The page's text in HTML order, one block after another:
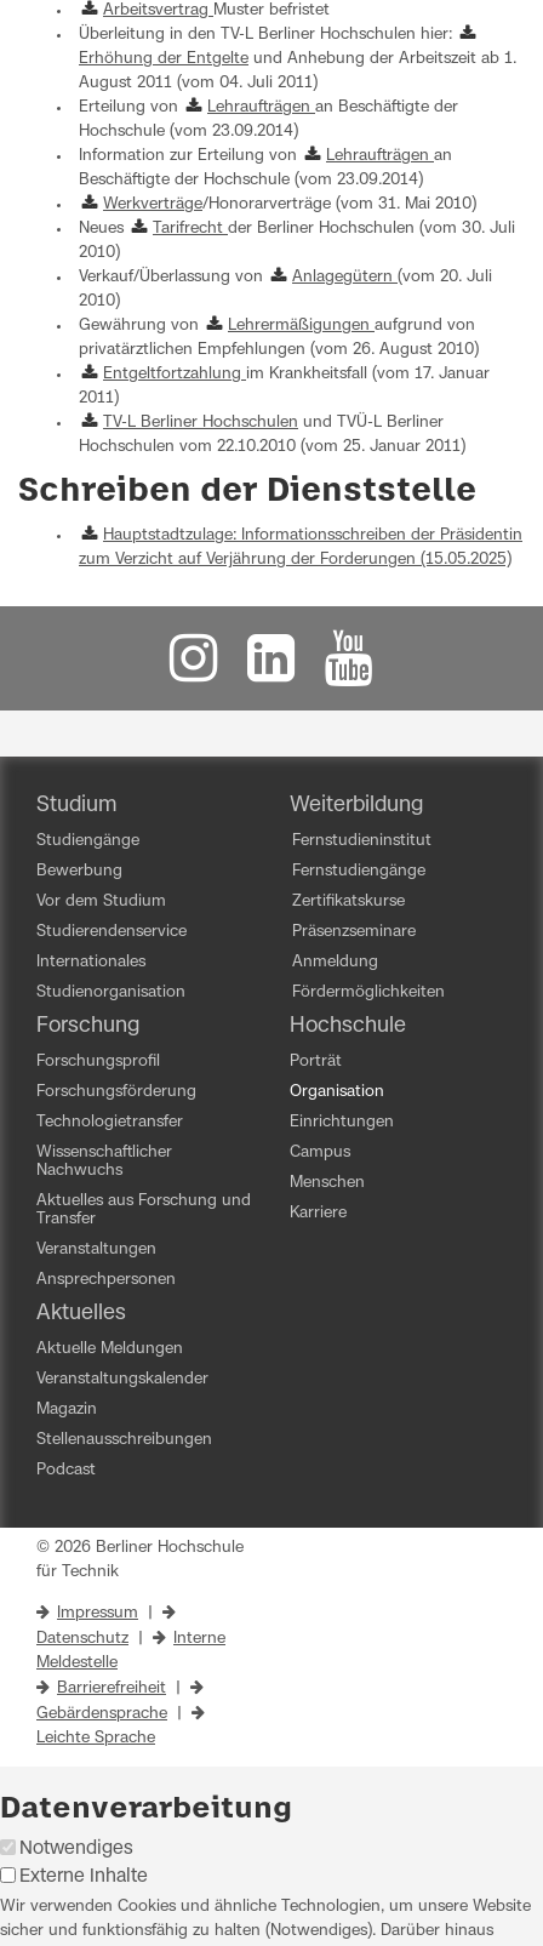
Arbeitsvertrag Muster befristet
Überleitung in den TV-L Berliner Hochschulen hier:
Erhöhung der Entgelte und Anhebung der Arbeitszeit ab 1.
August 2011 (vom 04. Juli 2011)
Erteilung von
Lehraufträgen an Beschäftigte der
Hochschule (vom 23.09.2014)
Information zur Erteilung von
Lehraufträgen an
Beschäftigte der Hochschule (vom 23.09.2014)
Werkverträge/Honorarverträge (vom 31. Mai 2010)
Neues
Tarifrecht der Berliner Hochschulen (vom 30. Juli
2010)
Verkauf/Überlassung von
Anlagegütern (vom 20. Juli
2010)
Gewährung von
Lehrermäßigungen aufgrund von
privatärztlichen Empfehlungen (vom 26. August 2010)
Entgeltfortzahlung im Krankheitsfall (vom 17. Januar
2011)
TV-L Berliner Hochschulen und TVÜ-L Berliner
Hochschulen vom 22.10.2010 (vom 25. Januar 2011)
Schreiben der Dienststelle
Hauptstadtzulage: Informationsschreiben der Präsidentin
zum Verzicht auf Verjährung der Forderungen (15.05.2025)
Studium
Studiengänge
Bewerbung
Vor dem Studium
Studierendenservice
Internationales
Studienorganisation
Weiterbildung
Fernstudieninstitut
Fernstudiengänge
Zertifikatskurse
Präsenzseminare
Anmeldung
Fördermöglichkeiten
Forschung
Forschungsprofil
Forschungsförderung
Technologietransfer
Wissenschaftlicher
Nachwuchs
Aktuelles aus Forschung und
Transfer
Veranstaltungen
Ansprechpersonen
Hochschule
Porträt
Organisation
Einrichtungen
Campus
Menschen
Karriere
Aktuelles
Aktuelle Meldungen
Veranstaltungskalender
Magazin
Stellenausschreibungen
Podcast
© 2026 Berliner Hochschule
für Technik
Impressum
Datenschutz
Interne
Meldestelle
Barrierefreiheit
Gebärdensprache
Leichte Sprache
Datenverarbeitung
Notwendiges
Externe Inhalte
Wir verwenden Cookies und ähnliche Technologien, um unsere Website
sicher und funktionsfähig zu halten (Notwendiges). Darüber hinaus